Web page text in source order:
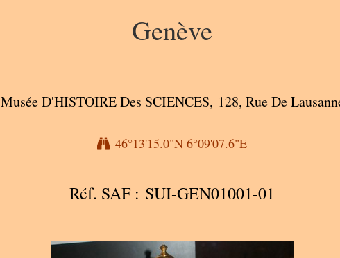
Genève
Musée D'HISTOIRE Des SCIENCES, 128, Rue De
46°13'15.0"N 6°09'07.6"E
Réf. SAF : SUI-GEN01001-01